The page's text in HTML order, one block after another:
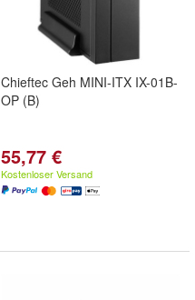
Chieftec Geh MINI-ITX IX-01B-
OP (B)
55,77 €
Kostenloser Versand